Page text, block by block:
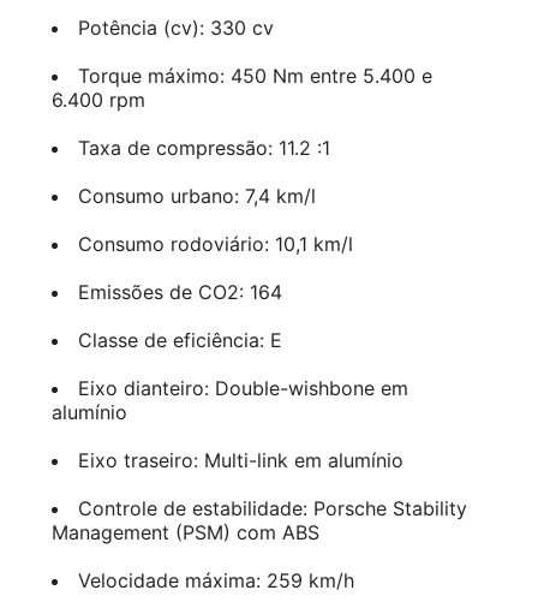
Potência (cv): 330 cv
Torque máximo: 450 Nm entre 5.400 e
6.400 rpm
Taxa de compressão: 11.2 :1
Consumo urbano: 7,4 km/l
Consumo rodoviário: 10,1 km/l
Emissões de CO2: 164
Classe de eficiência: E
Eixo dianteiro: Double-wishbone em
alumínio
Eixo traseiro: Multi-link em alumínio
Controle de estabilidade: Porsche Stability
Management (PSM) com ABS
Velocidade máxima: 259 km/h